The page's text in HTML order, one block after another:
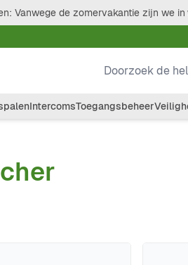
Vanwege de zomervakantie zijn we in
Doorzoek de
IntercomsToegangsbeheer